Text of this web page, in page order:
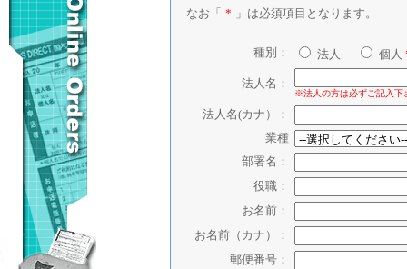
なお「 * 」は必須項目となります。
種別： 法人 個人
法人名：
※法人の方は必ずご記入下
法人名(カナ）：
業種
部署名：
役職：
お名前：
お名前（カナ）：
郵便番号：